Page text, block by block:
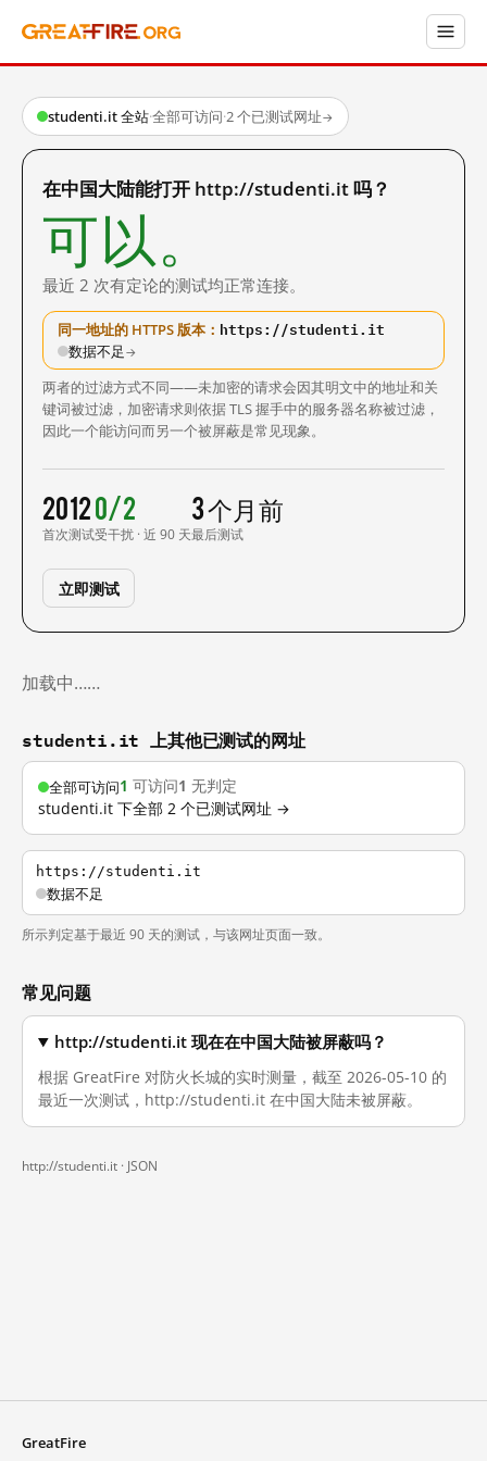
studenti.it 全站·全部可访问·2 个已测试网址→
在中国大陆能打开 http://studenti.it 吗？
可以。
最近 2 次有定论的测试均正常连接。
同一地址的 HTTPS 版本： https://studenti.it
数据不足 →
两者的过滤方式不同——未加密的请求会因其明文中的地址和关
键词被过滤，加密请求则依据 TLS 握手中的服务器名称被过滤，
因此一个能访问而另一个被屏蔽是常见现象。
2012
首次测试
0/2
受干扰 · 近 90 天
3 个月前
最后测试
立即测试
加载中……
studenti.it 上其他已测试的网址
全部可访问1 可访问1 无判定
studenti.it 下全部 2 个已测试网址 →
https://studenti.it
数据不足
所示判定基于最近 90 天的测试，与该网址页面一致。
常见问题
http://studenti.it 现在在中国大陆被屏蔽吗？
根据 GreatFire 对防火长城的实时测量，截至 2026-05-10 的
最近一次测试，http://studenti.it 在中国大陆未被屏蔽。
http://studenti.it · JSON
GreatFire